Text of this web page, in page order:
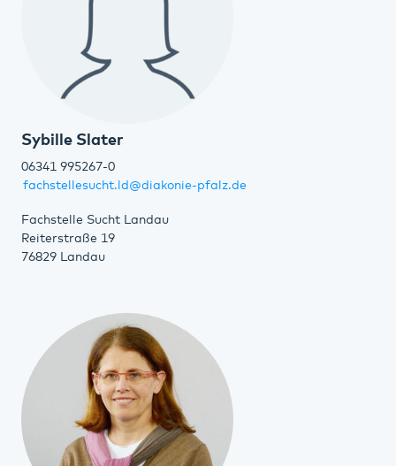
Sybille Slater
06341 995267-0
fachstellesucht.ld@diakonie-pfalz.de
Fachstelle Sucht Landau
Reiterstraße 19
76829 Landau